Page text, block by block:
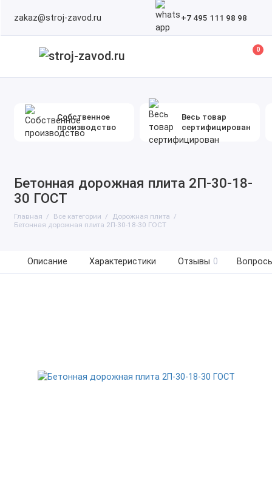
zakaz@stroj-zavod.ru +7 495 111 98 98
0
Собственное
производство
Весь товар
сертифицирован
Бетонная дорожная плита 2П-30-18-
30 ГОСТ
Главная Все категории
Дорожная плита
Бетонная дорожная плита 2П-30-18-30 ГОСТ
Описание Характеристики Отзывы 0